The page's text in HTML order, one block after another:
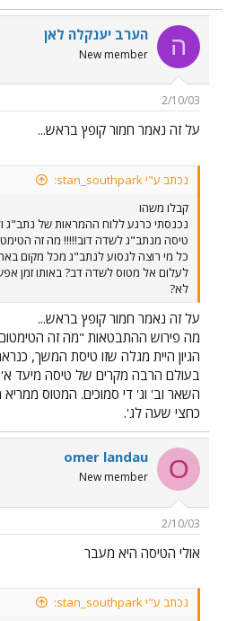
ה הערב יענקלה לאן
New member
2/10/03
על זה נאמר חמור קופץ בראש...
נכתב ע"י stan_southpark:
קבלו משהו
נכנסתי כרגע ללוח ההמראות של נתב"ג
טיסה מנתב"ג לשדה דוב!!!!! מה זה
כל מי רוצה לנסוע לנתב"ג מכל מקום
לעלום אל מטוס לשדה דב? באותו זמן
לא?
על זה נאמר חמור קופץ בראש...
מה פירוש ההתבטאות "מה זה
הגיון היית מגלה שזו טיסת המשך,
בעולם הרבה מקרים של טיסה מיעד
השאר וב' וג' די סמוכים. המטוס
כחצי שעה לג'.
O
omer landau
New member
2/10/03
אולי הטיסה היא מעבר
נכתב ע"י stan_southpark: